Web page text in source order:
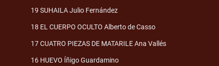
19 SUHAILA Julio Fernández
18 EL CUERPO OCULTO Alberto de Casso
17 CUATRO PIEZAS DE MATARILE Ana Vallés
16 HUEVO Íñigo Guardamino